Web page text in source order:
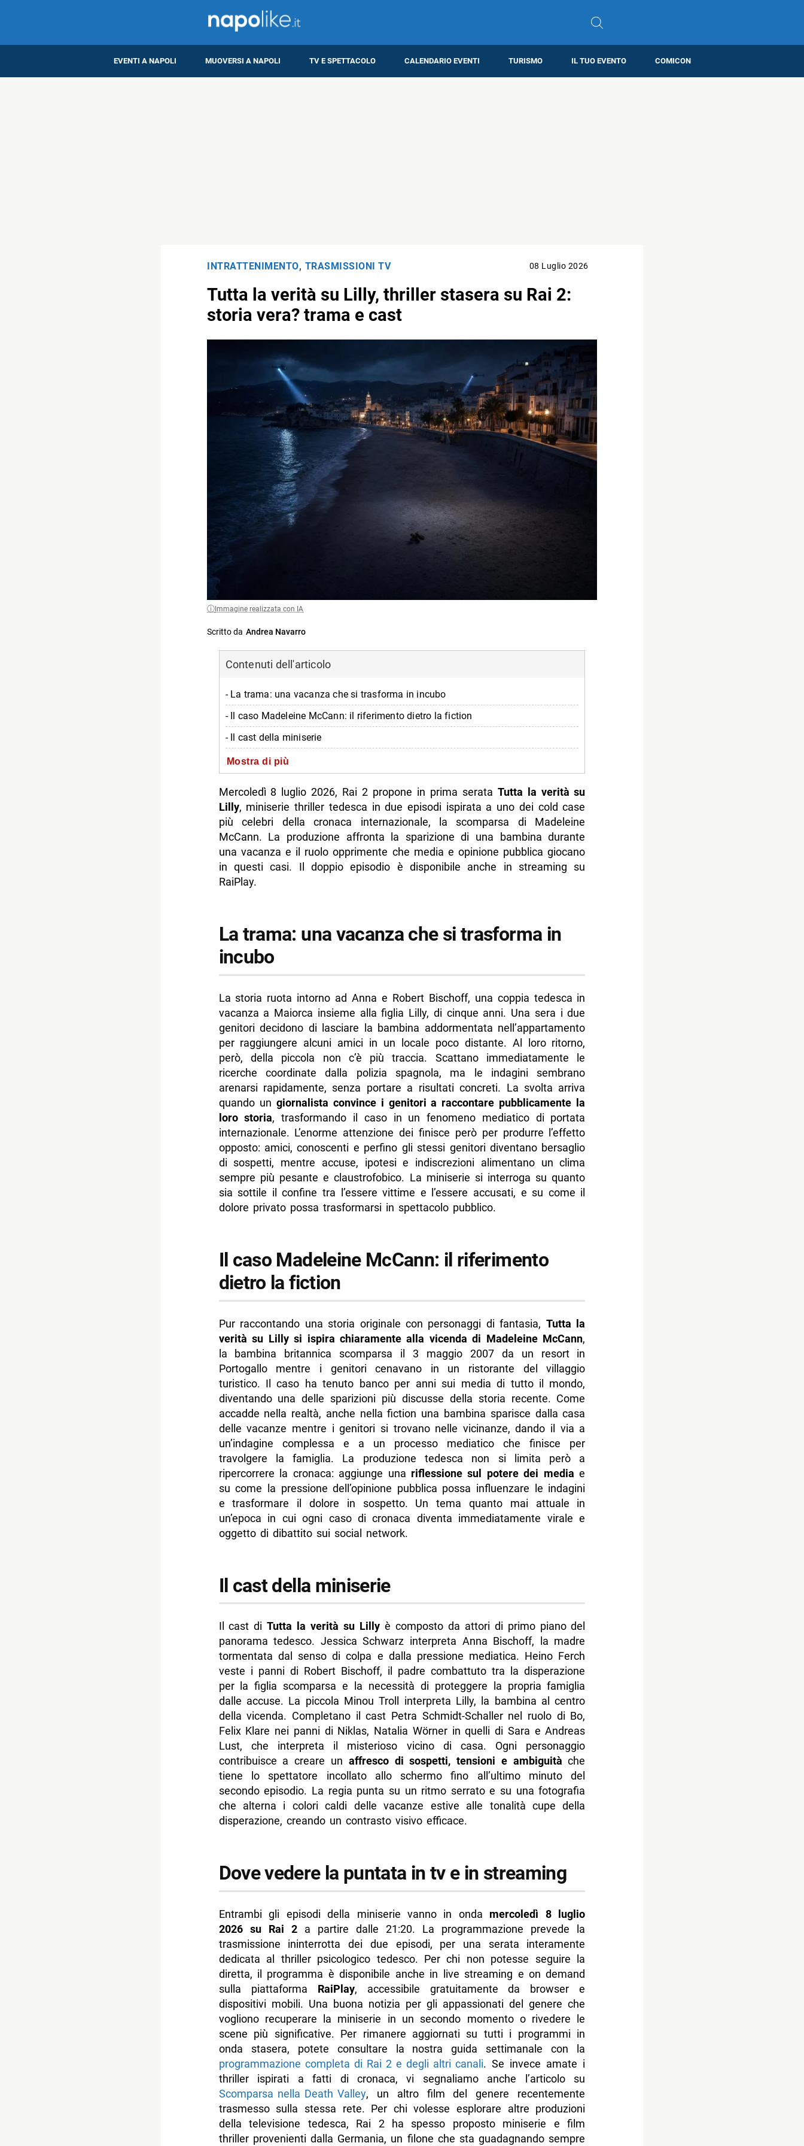
EVENTI A NAPOLI MUOVERSI A NAPOLI TV E SPETTACOLO CALENDARIO EVENTI TURISMO IL TUO EVENTO COMICON
INTRATTENIMENTO, TRASMISSIONI TV 08 Luglio 2026
Tutta la verità su Lilly, thriller stasera su Rai 2:
storia vera? trama e cast
Immagine realizzata con IA
Scritto da Andrea Navarro
Contenuti dell'articolo
- La trama: una vacanza che si trasforma in incubo
- Il caso Madeleine McCann: il riferimento dietro la fiction
- Il cast della miniserie
- Dove vedere la puntata in tv e in streaming
Mostra di più
Mercoledì 8 luglio 2026, Rai 2 propone in prima serata Tutta la verità su
Lilly, miniserie thriller tedesca in due episodi ispirata a uno dei cold case
più celebri della cronaca internazionale, la scomparsa di Madeleine
McCann. La produzione affronta la sparizione di una bambina durante
una vacanza e il ruolo opprimente che media e opinione pubblica giocano
in questi casi. Il doppio episodio è disponibile anche in streaming su
RaiPlay.
La trama: una vacanza che si trasforma in
incubo
La storia ruota intorno ad Anna e Robert Bischoff, una coppia tedesca in
vacanza a Maiorca insieme alla figlia Lilly, di cinque anni. Una sera i due
genitori decidono di lasciare la bambina addormentata nell’appartamento
per raggiungere alcuni amici in un locale poco distante. Al loro ritorno,
però, della piccola non c’è più traccia. Scattano immediatamente le
ricerche coordinate dalla polizia spagnola, ma le indagini sembrano
arenarsi rapidamente, senza portare a risultati concreti. La svolta arriva
quando un giornalista convince i genitori a raccontare pubblicamente la
loro storia, trasformando il caso in un fenomeno mediatico di portata
internazionale. L’enorme attenzione dei finisce però per produrre l’effetto
opposto: amici, conoscenti e perfino gli stessi genitori diventano bersaglio
di sospetti, mentre accuse, ipotesi e indiscrezioni alimentano un clima
sempre più pesante e claustrofobico. La miniserie si interroga su quanto
sia sottile il confine tra l’essere vittime e l’essere accusati, e su come il
dolore privato possa trasformarsi in spettacolo pubblico.
Il caso Madeleine McCann: il riferimento
dietro la fiction
Pur raccontando una storia originale con personaggi di fantasia, Tutta la
verità su Lilly si ispira chiaramente alla vicenda di Madeleine McCann,
la bambina britannica scomparsa il 3 maggio 2007 da un resort in
Portogallo mentre i genitori cenavano in un ristorante del villaggio
turistico. Il caso ha tenuto banco per anni sui media di tutto il mondo,
diventando una delle sparizioni più discusse della storia recente. Come
accadde nella realtà, anche nella fiction una bambina sparisce dalla casa
delle vacanze mentre i genitori si trovano nelle vicinanze, dando il via a
un’indagine complessa e a un processo mediatico che finisce per
travolgere la famiglia. La produzione tedesca non si limita però a
ripercorrere la cronaca: aggiunge una riflessione sul potere dei media e
su come la pressione dell’opinione pubblica possa influenzare le indagini
e trasformare il dolore in sospetto. Un tema quanto mai attuale in
un’epoca in cui ogni caso di cronaca diventa immediatamente virale e
oggetto di dibattito sui social network.
Il cast della miniserie
Il cast diTutta la verità su Lilly è composto da attori di primo piano del
panorama tedesco. Jessica Schwarz interpreta Anna Bischoff, la madre
tormentata dal senso di colpa e dalla pressione mediatica. Heino Ferch
veste i panni di Robert Bischoff, il padre combattuto tra la disperazione
per la figlia scomparsa e la necessità di proteggere la propria famiglia
dalle accuse. La piccola Minou Troll interpreta Lilly, la bambina al centro
della vicenda. Completano il cast Petra Schmidt-Schaller nel ruolo di Bo,
Felix Klare nei panni di Niklas, Natalia Wörner in quelli di Sara e Andreas
Lust, che interpreta il misterioso vicino di casa. Ogni personaggio
contribuisce a creare un affresco di sospetti, tensioni e ambiguità che
tiene lo spettatore incollato allo schermo fino all’ultimo minuto del
secondo episodio. La regia punta su un ritmo serrato e su una fotografia
che alterna i colori caldi delle vacanze estive alle tonalità cupe della
disperazione, creando un contrasto visivo efficace.
Dove vedere la puntata in tv e in streaming
Entrambi gli episodi della miniserie vanno in onda mercoledì 8 luglio
2026 su Rai 2a partire dalle 21:20. La programmazione prevede la
trasmissione ininterrotta dei due episodi, per una serata interamente
dedicata al thriller psicologico tedesco. Per chi non potesse seguire la
diretta, il programma è disponibile anche in live streaming e on demand
sulla piattaforma RaiPlay, accessibile gratuitamente da browser e
dispositivi mobili. Una buona notizia per gli appassionati del genere che
vogliono recuperare la miniserie in un secondo momento o rivedere le
scene più significative. Per rimanere aggiornati su tutti i programmi in
onda stasera, potete consultare la nostra guida settimanale con la
programmazione completa di Rai 2 e degli altri canali. Se invece amate i
thriller ispirati a fatti di cronaca, vi segnaliamo anche l’articolo su
Scomparsa nella Death Valley, un altro film del genere recentemente
trasmesso sulla stessa rete. Per chi volesse esplorare altre produzioni
della televisione tedesca, Rai 2 ha spesso proposto miniserie e film
thriller provenienti dalla Germania, un filone che sta guadagnando sempre